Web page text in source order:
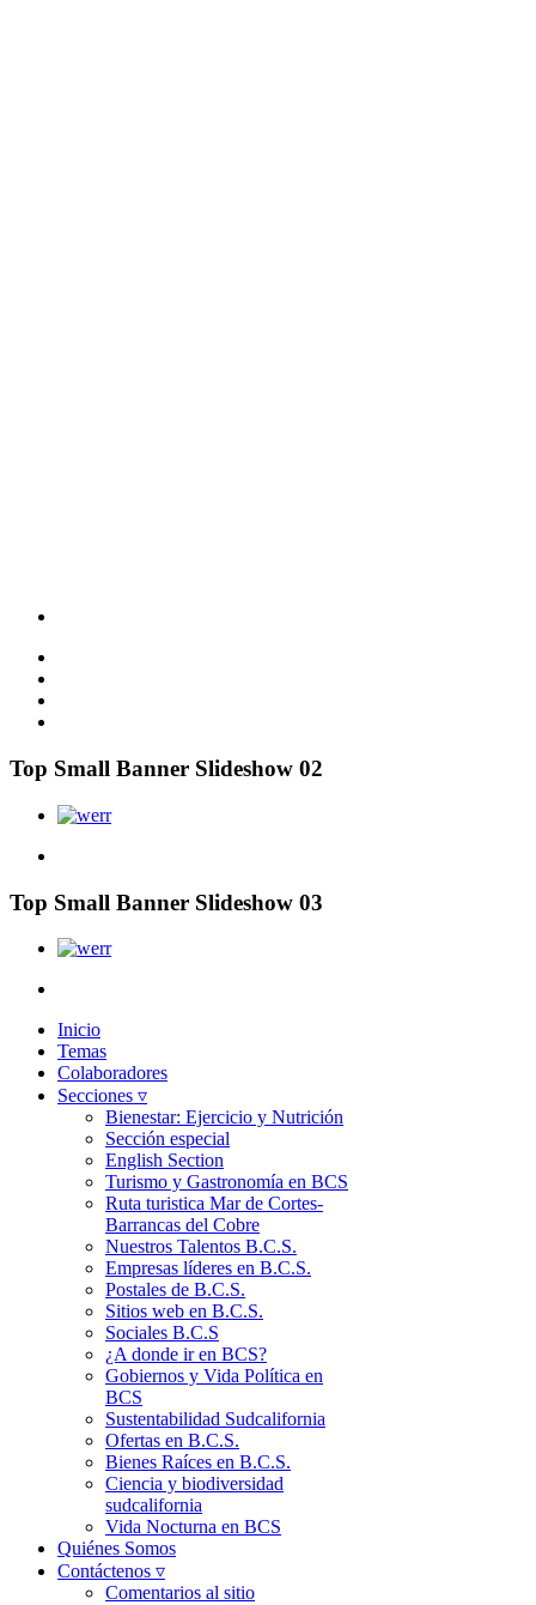
Top Small Banner Slideshow 02
Top Small Banner Slideshow 03
Inicio
Temas
Colaboradores
Secciones ▿
Bienestar: Ejercicio y Nutrición
Sección especial
English Section
Turismo y Gastronomía en BCS
Ruta turistica Mar de Cortes-
Barrancas del Cobre
Nuestros Talentos B.C.S.
Empresas líderes en B.C.S.
Postales de B.C.S.
Sitios web en B.C.S.
Sociales B.C.S
¿A donde ir en BCS?
Gobiernos y Vida Política en
BCS
Sustentabilidad Sudcalifornia
Ofertas en B.C.S.
Bienes Raíces en B.C.S.
Ciencia y biodiversidad
sudcalifornia
Vida Nocturna en BCS
Quiénes Somos
Contáctenos ▿
Comentarios al sitio